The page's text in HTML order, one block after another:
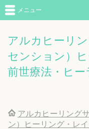
アルカヒーリ
センション）
前世療法・ヒ
メニュー
アルカヒーリング
ン）ヒーリング・レ